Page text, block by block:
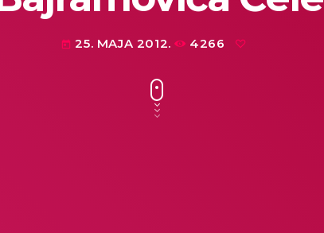
today 25. MAJA 2012. 4266